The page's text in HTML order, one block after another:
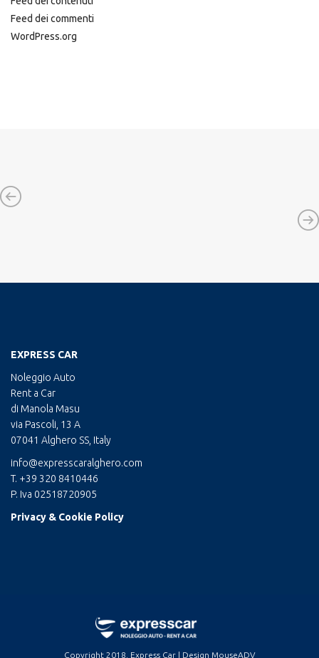
Feed dei commenti
WordPress.org
EXPRESS CAR
Noleggio Auto
Rent a Car
di Manola Masu
via Pascoli, 13 A
07041 Alghero SS, Italy
info@expresscaralghero.com
T. +39 320 8410446
P. Iva 02518720905
Privacy & Cookie Policy
Copyright 2018. Express Car | Design MouseADV